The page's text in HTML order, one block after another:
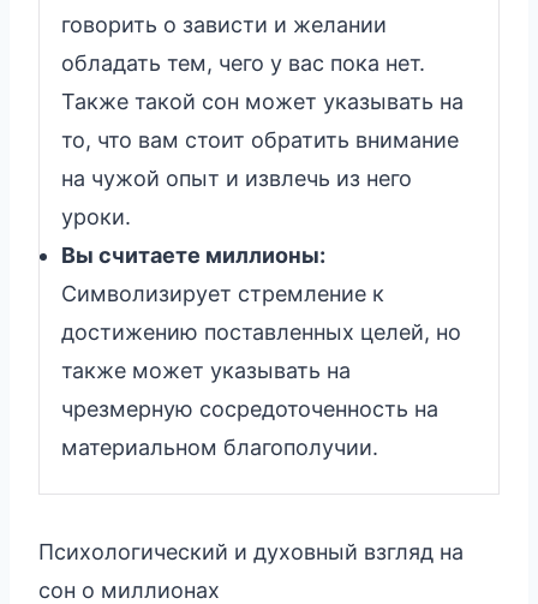
говорить о зависти и желании
обладать тем, чего у вас пока нет.
Также такой сон может указывать на
то, что вам стоит обратить внимание
на чужой опыт и извлечь из него
уроки.
Вы считаете миллионы:
Символизирует стремление к
достижению поставленных целей, но
также может указывать на
чрезмерную сосредоточенность на
материальном благополучии.
Психологический и духовный взгляд на
сон о миллионах